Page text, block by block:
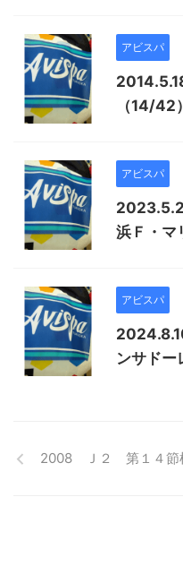
アビスパ
（14/42）
アビスパ
浜Ｆ・マ
アビスパ
ンサドー
2008 Ｊ２ 第１４節